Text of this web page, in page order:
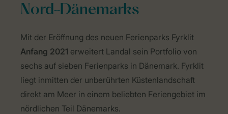
Nord-Dänemarks
Ferienpark
Dänemark
Mit der Eröffnung des neuen Ferienparks Fyrklit
Anfang 2021 erweitert Landal sein Portfolio von
sechs auf sieben Ferienparks in Dänemark. Fyrklit
liegt inmitten der unberührten Küstenlandschaft
direkt am Meer in einem beliebten Feriengebiet im
nördlichen Teil Dänemarks.